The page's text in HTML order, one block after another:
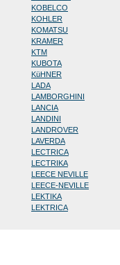
KOBELCO
KOHLER
KOMATSU
KRAMER
KTM
KUBOTA
KüHNER
LADA
LAMBORGHINI
LANCIA
LANDINI
LANDROVER
LAVERDA
LECTRICA
LECTRIKA
LEECE NEVILLE
LEECE-NEVILLE
LEKTIKA
LEKTRICA